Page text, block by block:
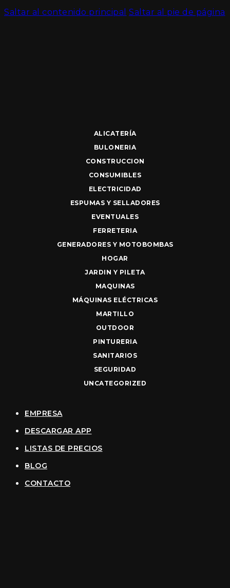
Saltar al contenido principal Saltar al pie de página
ALICATERÍA
BULONERIA
CONSTRUCCION
CONSUMIBLES
ELECTRICIDAD
ESPUMAS Y SELLADORES
EVENTUALES
FERRETERIA
GENERADORES Y MOTOBOMBAS
HOGAR
JARDIN Y PILETA
MAQUINAS
MÁQUINAS ELÉCTRICAS
MARTILLO
OUTDOOR
PINTURERIA
SANITARIOS
SEGURIDAD
UNCATEGORIZED
EMPRESA
DESCARGAR APP
LISTAS DE PRECIOS
BLOG
CONTACTO